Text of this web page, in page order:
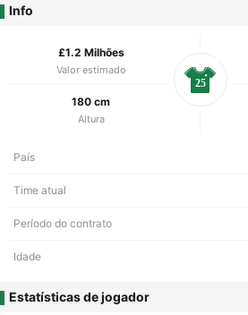
Info
£1.2 Milhões
Valor estimado
180 cm
Altura
25
País
Time atual
Período do contrato
Idade
Estatísticas de jogador